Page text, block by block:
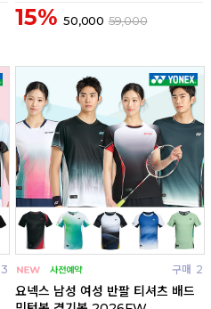
15% 50,000 59,000
3 구매 2
요넥스 남성 여성 반팔 티셔츠 배드